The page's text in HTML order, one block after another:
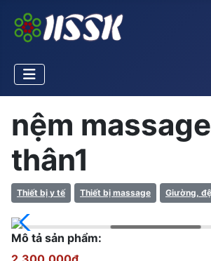
nệm
thân1
Thiết bị y tế Thiết bị massage Giường,
Mô tả sản phẩm: